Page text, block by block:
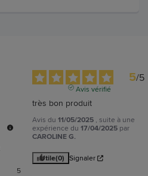
5
5/5
Avis vérifié
très bon produit
Avis du11/05/2025 , suite à une
expérience du17/04/2025 par
CAROLINE G.
Utile(0) Signaler